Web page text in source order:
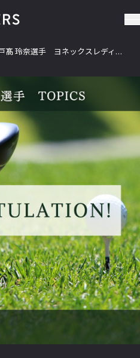
ックスレディスゴルフトー
＜リリース＞戸髙 玲奈選手 ヨネックスレディスゴルフトーナメントにて5位タイ＆ローアマチュアを獲得！